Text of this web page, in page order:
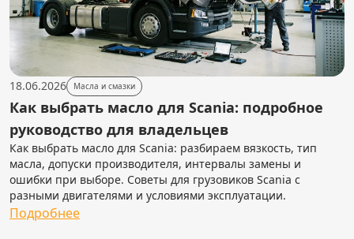
18.06.2026 Масла и смазки
Как выбрать масло для Scania: подробное
руководство для владельцев
Как выбрать масло для Scania: разбираем вязкость, тип
масла, допуски производителя, интервалы замены и
ошибки при выборе. Советы для грузовиков Scania с
разными двигателями и условиями эксплуатации.
Подробнее